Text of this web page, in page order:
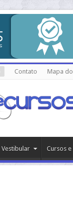
Contato Mapa
Vestibular Cursos